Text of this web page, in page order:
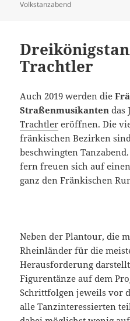
Volkstanzabend
Trachtler
Auch 2019 werden die
Straßenmusikanten das
Trachtler eröffnen. Die
fränkischen Bezirken
beschwingten
fern freuen sich auf
ganz den Fränkischen
Neben der Plantour, die
Rheinländer für die
Herausforderung
Figurentänze auf dem
Schrittfolgen jeweils vor
alle Tanzinteressierten